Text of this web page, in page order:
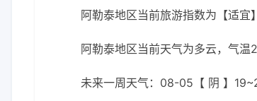
阿勒泰地区当前旅游指数为【适宜】
阿勒泰地区当前天气为多云，气
未来一周天气：08-05【 阴 】